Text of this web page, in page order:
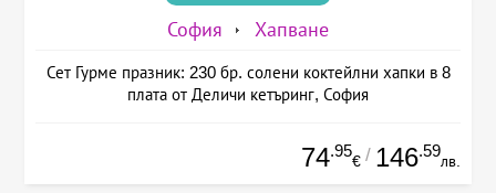
София Хапване
Сет Гурме празник: 230 бр. солени коктейлни хапки в 8
плата от Деличи кетъринг, София
74.95
€ / 146.59
лв.